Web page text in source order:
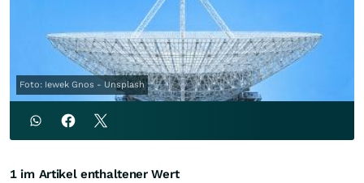
Foto: Iewek Gnos - Unsplash
1 im Artikel enthaltener Wert